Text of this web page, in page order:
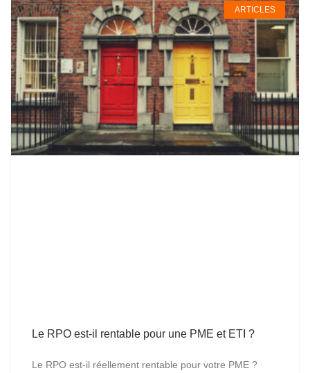
ARTICLES
Le RPO est-il rentable pour une PME et ETI ?
Le RPO est-il réellement rentable pour votre PME ?